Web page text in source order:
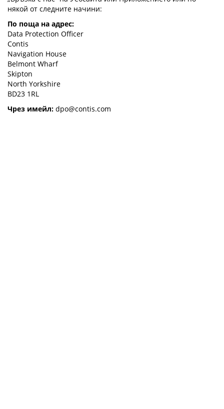
някой от следните начини:
По поща на адрес:
Data Protection Officer
Contis
Navigation House
Belmont Wharf
Skipton
North Yorkshire
BD23 1RL
Чрез имейл: dpo@contis.com